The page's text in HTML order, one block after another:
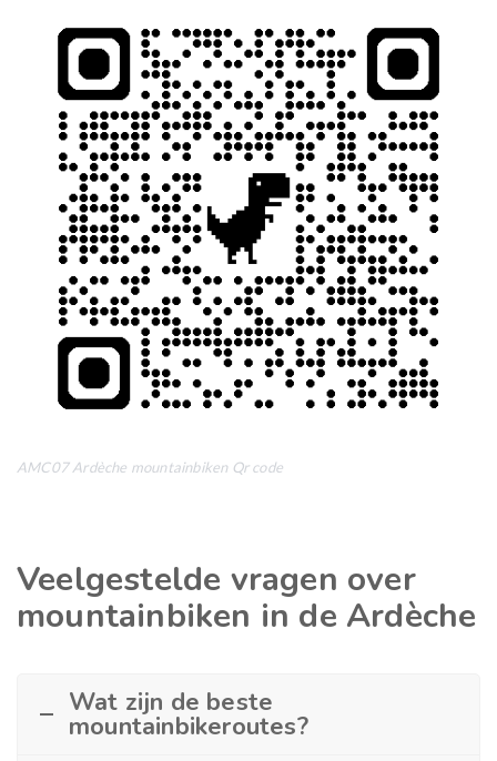
AMC07 Ardèche mountainbiken Qr code
Veelgestelde vragen over
mountainbiken in de Ardèche
Wat zijn de beste
mountainbikeroutes?